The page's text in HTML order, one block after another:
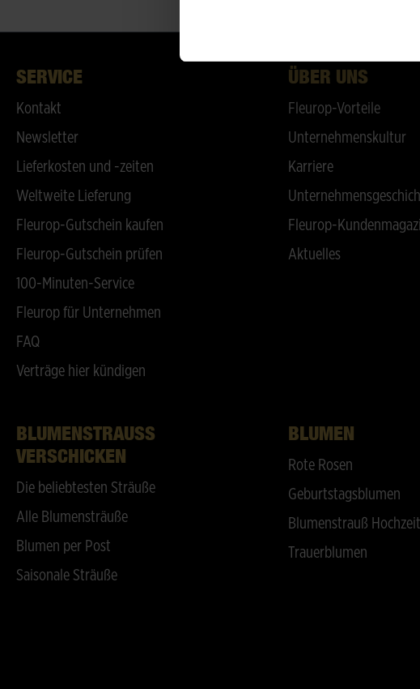
SERVICE
Kontakt
Newsletter
Lieferkosten und -zeiten
Weltweite Lieferung
Fleurop-Gutschein kaufen
Fleurop-Gutschein prüfen
100-Minuten-Service
Fleurop für Unternehmen
FAQ
Verträge hier kündigen
ÜBER UNS
Fleurop-Vorteile
Unternehmenskultur
Karriere
Fleurop-
Aktuelles
BLUMENSTRAUSS V
ERSCHICKEN
Die beliebtesten Sträuße
Alle Blumensträuße
Blumen per Post
Saisonale Sträuße
BLUMEN
Rote Rosen
Geburtstagsblumen
Blumenstrauß
Trauerblumen